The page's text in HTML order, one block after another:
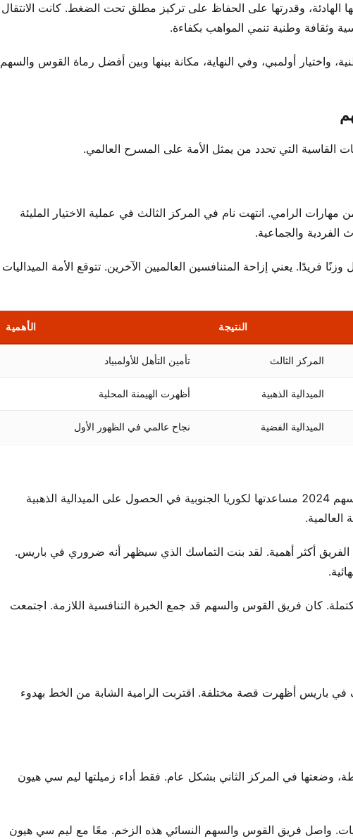
الهادئة، وقدرتها على الحفاظ على تركيز مطلق تحت الضغط. كانت الانتقال
وثقافة وطنية تنمي المواهب بكفاءة.
واختيار أولمبي، وفي النهاية، مكانة بينها وبين أفضل رماة القوس والسهم
القاسية التي تحدد من يمثل الأمة على المسرح العالمي.
الأولمبية الكورية لعام 2024 كل جانب من مهارات الرامي. انتهت نام في المركز الثالث في عملية الاختيار المليئة
الفردية والجماعية.
فريدًا. يعني إزاحة المتنافسين العالميين الآخرين. تتوقع الأمة الميداليات
النتيجة الأهمية
المركز الثالث تأمين التأهل للأولمبياد
الميدالية الذهبية أظهرت الهيمنة المحلية
الميدالية الفضية نجاح عالمي في الظهور الأول
جلب الاختيار فرصًا دولية فورية. شهدت بطولة العالم للقوس والسهم 2024 مساعدتها لكوريا الجنوبية في الحصول على الميدالية الذهبية
أكثر أهمية. لقد بنت التماسك الذي سيظهر أنه ضروري في باريس.
كان فريق القوس والسهم قد جمع الخبرة التنافسية اللازمة. اجتمعت
في باريس أظهرت قصة مختلفة. اقتربت الرامية الشابة من الخط بهدوء
الجولة الفردية للتصنيف النبرة على الفور. سجّلت 688 نقطة، وضعتها في المركز الثاني بشكل عام. فقط أداء زميلتها ليم سي هيون
واصل فريق القوس والسهم النسائي هذه الزخم. معًا مع ليم سي هيون